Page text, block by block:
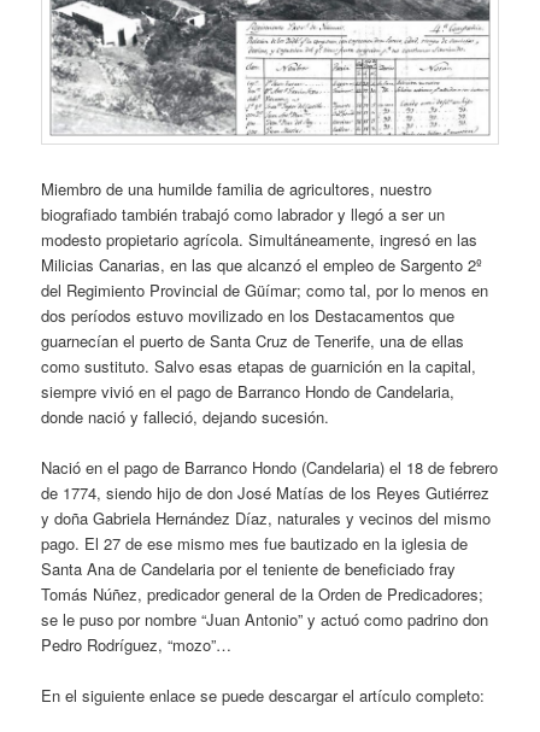
Miembro de una humilde familia de agricultores, nuestro
biografiado también trabajó como labrador y llegó a ser un
modesto propietario agrícola. Simultáneamente, ingresó en las
Milicias Canarias, en las que alcanzó el empleo de Sargento 2º
del Regimiento Provincial de Güímar; como tal, por lo menos en
dos períodos estuvo movilizado en los Destacamentos que
guarnecían el puerto de Santa Cruz de Tenerife, una de ellas
como sustituto. Salvo esas etapas de guarnición en la capital,
siempre vivió en el pago de Barranco Hondo de Candelaria,
donde nació y falleció, dejando sucesión.
Nació en el pago de Barranco Hondo (Candelaria) el 18 de febrero
de 1774, siendo hijo de don José Matías de los Reyes Gutiérrez
y doña Gabriela Hernández Díaz, naturales y vecinos del mismo
pago. El 27 de ese mismo mes fue bautizado en la iglesia de
Santa Ana de Candelaria por el teniente de beneficiado fray
Tomás Núñez, predicador general de la Orden de Predicadores;
se le puso por nombre “Juan Antonio” y actuó como padrino don
Pedro Rodríguez, “mozo”…
En el siguiente enlace se puede descargar el artículo completo: